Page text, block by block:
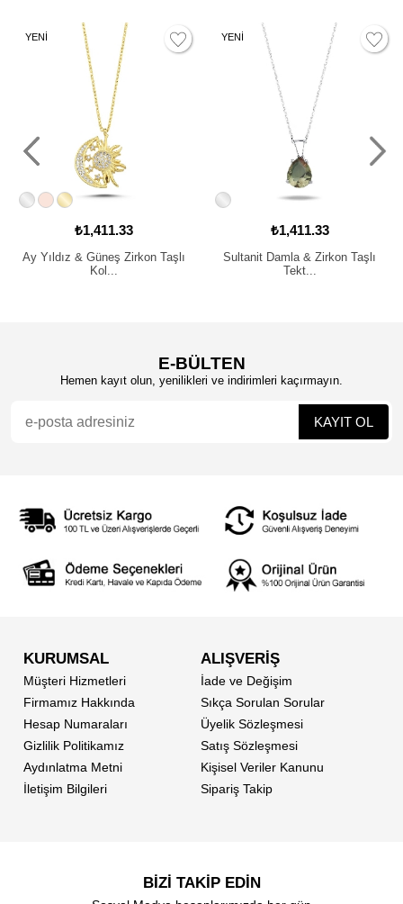
YENİ
₺1,411.33
Ay Yıldız & Güneş Zirkon Taşlı
Kol...
YENİ
₺1,411.33
Sultanit Damla & Zirkon Taşlı
Tekt...
E-BÜLTEN
Hemen kayıt olun, yenilikleri ve indirimleri kaçırmayın.
KURUMSAL
Müşteri Hizmetleri
Firmamız Hakkında
Hesap Numaraları
Gizlilik Politikamız
Aydınlatma Metni
İletişim Bilgileri
ALIŞVERİŞ
İade ve Değişim
Sıkça Sorulan Sorular
Üyelik Sözleşmesi
Satış Sözleşmesi
Kişisel Veriler Kanunu
Sipariş Takip
BİZİ TAKİP EDİN